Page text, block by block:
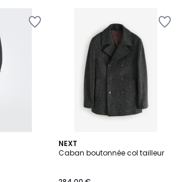
NEXT
Caban boutonnée col tailleur
2
Couleurs